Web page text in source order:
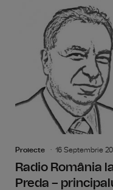
Proiecte 16 Septembrie
Radio România
Preda –